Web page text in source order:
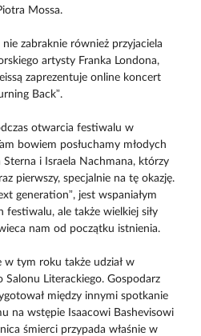
Mossa.
zabraknie również przyjaciela
artysty Franka Londona,
zaprezentuje online koncert
Back”.
otwarcia festiwalu w
bowiem posłuchamy młodych
Sterna i Israela Nachmana, którzy
pierwszy, specjalnie na tę okazję.
generation”, jest wspaniałym
ale także wielkiej siły
nam od początku istnienia.
w tym roku także udział w
Salonu Literackiego. Gospodarz
między innymi spotkanie
na wstępie Isaacowi Bashevisowi
śmierci przypada właśnie w